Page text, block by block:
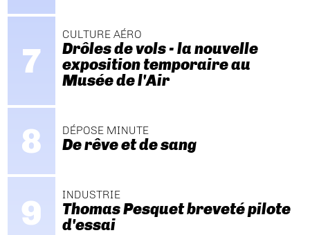
CULTURE AÉRO
Drôles de vols - la nouvelle
exposition temporaire au
Musée de l'Air
DÉPOSE MINUTE
De rêve et de sang
INDUSTRIE
Thomas Pesquet breveté pilote
d'essai